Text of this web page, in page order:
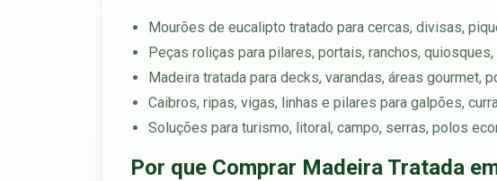
Mourões de eucalipto tratado para cercas, divisas,
Peças roliças para pilares, portais, ranchos,
Madeira tratada para decks, varandas, áreas gourmet,
Caibros, ripas, vigas, linhas e pilares para galpões,
Soluções para turismo, litoral, campo, serras, polos
Por que Comprar Madeira Tratada